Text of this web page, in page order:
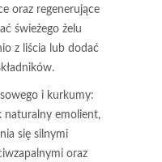
oraz regenerujące
świeżego żelu
z liścia lub dodać
i kurkumy:
naturalny emolient,
się silnymi
oraz